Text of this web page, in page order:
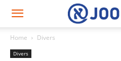
Home Divers
Divers